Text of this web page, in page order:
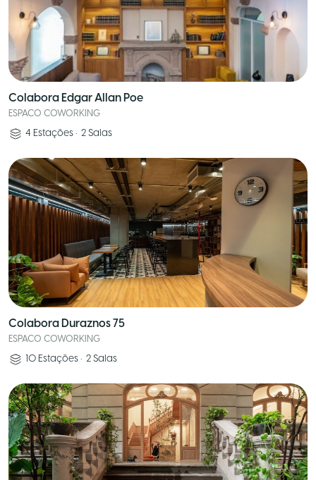
Colabora Edgar Allan Poe
ESPACO COWORKING
4 Estações • 2 Salas
Colabora Duraznos 75
ESPACO COWORKING
10 Estações • 2 Salas